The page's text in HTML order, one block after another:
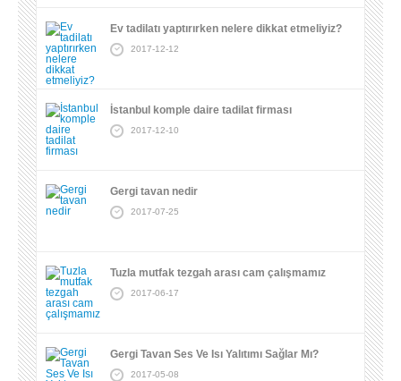
Ev tadilatı yaptırırken nelere dikkat etmeliyiz?
2017-12-12
İstanbul komple daire tadilat firması
2017-12-10
Gergi tavan nedir
2017-07-25
Tuzla mutfak tezgah arası cam çalışmamız
2017-06-17
Gergi Tavan Ses Ve Isı Yalıtımı Sağlar Mı?
2017-05-08